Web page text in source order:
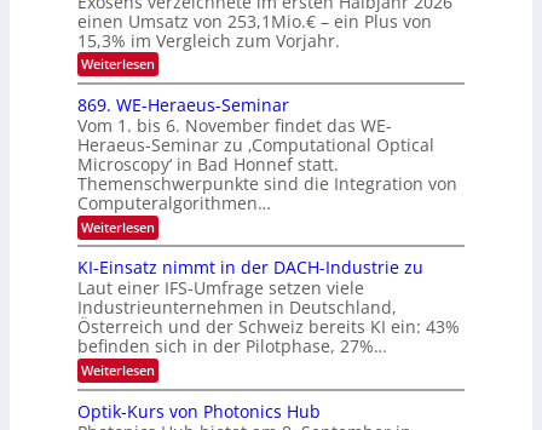
s
S
I
O
N
2
0
2
6
r
o
n
k
-
u
n
d
B
i
l
d
v
e
r
a
r
i
e
K
I
m
i
t
d
e
n
k
t
einen Umsatz von 253,1Mio.€ – ein Plus von
15,3% im Vergleich zum Vorjahr.
Weiterlesen:
E
x
o
s
e
n
s
m
e
l
d
e
t
s
t
a
r
k
e
W
869. WE-Heraeus-Seminar
Vom 1. bis 6. November findet das WE-
Heraeus-Seminar zu ‚Computational Optical
Microscopy‘ in Bad Honnef statt.
Themenschwerpunkte sind die Integration von
Computeralgorithmen…
Weiterlesen:
8
9
.
W
E
-
H
e
r
a
KI-Einsatz nimmt in der DACH-Industrie zu
Laut einer IFS-Umfrage setzen viele
Industrieunternehmen in Deutschland,
Österreich und der Schweiz bereits KI ein: 43%
befinden sich in der Pilotphase, 27%…
Weiterlesen:
K
-
Optik-Kurs von Photonics Hub